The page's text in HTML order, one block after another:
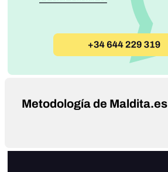
Metodología de Maldita.es